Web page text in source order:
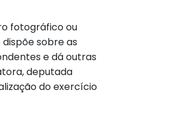
fotográfico ou
sobre as
e dá outras
deputada
do exercício